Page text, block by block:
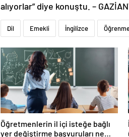
alıyorlar” diye konuştu. –
Dil Emekli İngilizce
Öğretmenlerin il içi isteğe bağlı
yer değiştirme başvuruları ne